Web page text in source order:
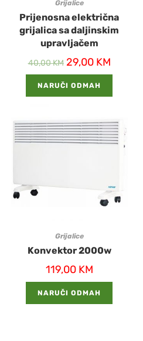
Grijalice
Prijenosna električna
grijalica sa daljinskim
upravljačem
40,00KM 29,00 KM
NARUČI ODMAH
Grijalice
Konvektor 2000w
119,00 KM
NARUČI ODMAH